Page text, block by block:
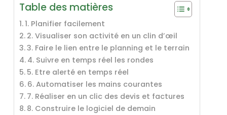
Table des matières
1. Planifier facilement
2. Visualiser son activité en un clin d’œil
3. Faire le lien entre le planning et le terrain
4. Suivre en temps réel les rondes
5. Etre alerté en temps réel
6. Automatiser les mains courantes
7. Réaliser en un clic des devis et factures
8. Construire le logiciel de demain